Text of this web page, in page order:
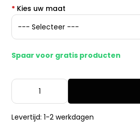
* Kies uw maat
Spaar voor gratis producten
Levertijd: 1-2 werkdagen